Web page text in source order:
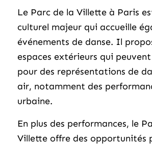
Le Parc de la Villette à Paris
culturel majeur qui accueille
événements de danse. Il
espaces extérieurs qui
pour des représentations de
air, notamment des
urbaine.
En plus des performances, le
Villette offre des opportunités